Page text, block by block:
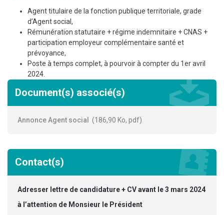
Agent titulaire de la fonction publique territoriale, grade
d’Agent social,
Rémunération statutaire + régime indemnitaire + CNAS +
participation employeur complémentaire santé et
prévoyance,
Poste à temps complet, à pourvoir à compter du 1er avril
2024.
Document(s) associé(s)
Annonce Agent social 186,90 Ko, pdf
Contact(s)
Adresser lettre de candidature + CV avant le 3 mars 2024
à l’attention de Monsieur le Président